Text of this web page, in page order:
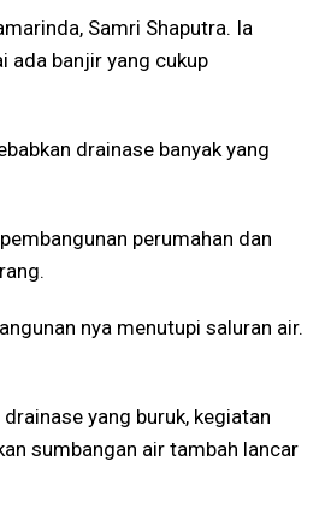
Samri Shaputra. Ia
ada banjir yang cukup
drainase banyak yang
perumahan dan
nya menutupi saluran air.
yang buruk, kegiatan
sumbangan air tambah lancar